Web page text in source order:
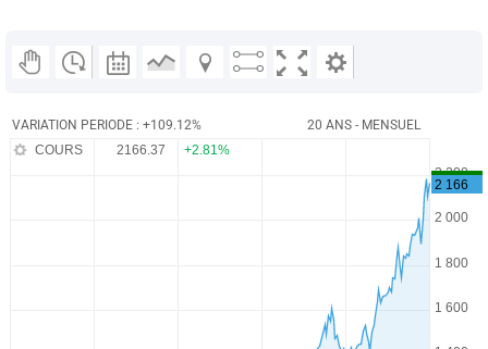
VARIATION PERIODE : +109.12% 20 ANS - MENSUEL
COURS 2166.37 +2.81%